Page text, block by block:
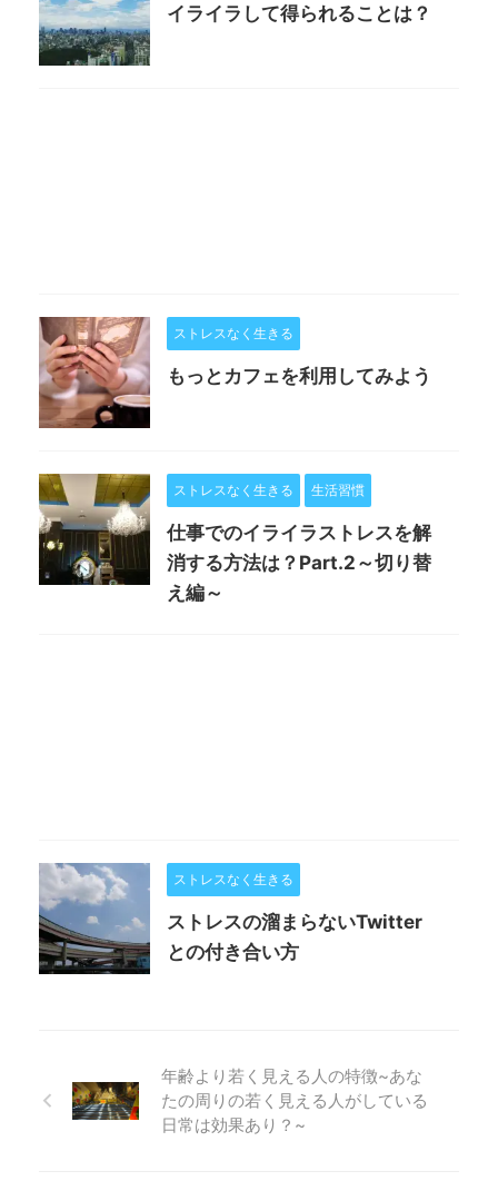
イライラして得られることは？
ストレスなく生きる
もっとカフェを利用してみよう
ストレスなく生きる 生活習慣
仕事でのイライラストレスを解
消する方法は？Part.2～切り替
え編～
ストレスなく生きる
ストレスの溜まらないTwitter
との付き合い方
年齢より若く見える人の特徴~あな
たの周りの若く見える人がしている
日常は効果あり？~